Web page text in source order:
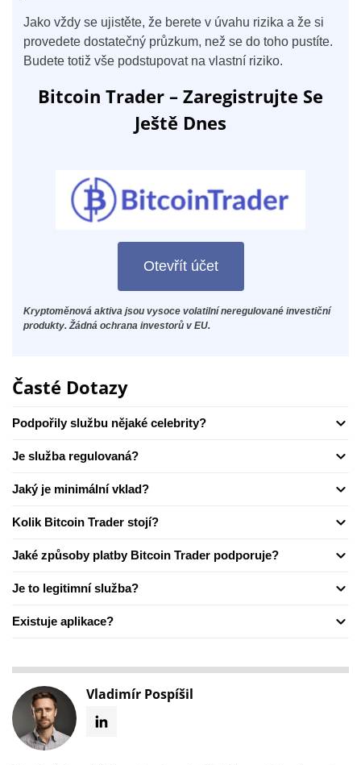
Jako vždy se ujistěte, že berete v úvahu rizika a že si
provedete dostatečný průzkum, než se do toho pustíte.
Budete totiž vše podstupovat na vlastní riziko.
Bitcoin Trader – Zaregistrujte Se
Ještě Dnes
Otevřít účet
Kryptoměnová aktiva jsou vysoce volatilní neregulované investiční
produkty. Žádná ochrana investorů v EU.
Časté Dotazy
Podpořily službu nějaké celebrity?
Je služba regulovaná?
Jaký je minimální vklad?
Kolik Bitcoin Trader stojí?
Jaké způsoby platby Bitcoin Trader podporuje?
Je to legitimní služba?
Existuje aplikace?
Vladimír Pospíšil